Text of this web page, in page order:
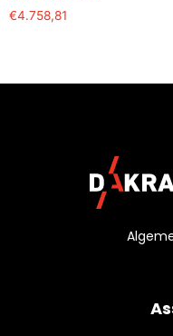
€4.758,81